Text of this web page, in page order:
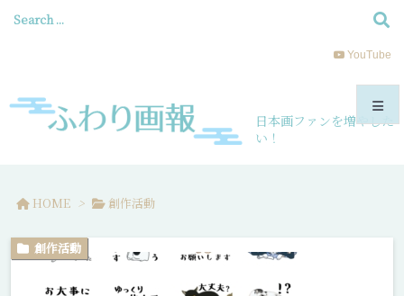
日本画ファンを増やした
い！
YouTube
HOME > 創作活動
創作活動